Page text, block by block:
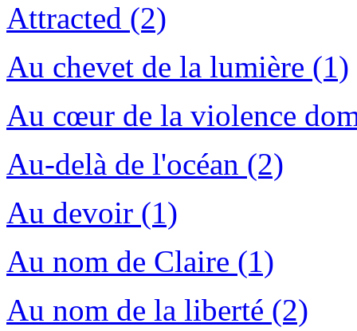
Attracted (2)
Au chevet de la lumière (1)
Au cœur de la violence
Au-delà de l'océan (2)
Au devoir (1)
Au nom de Claire (1)
Au nom de la liberté (2)